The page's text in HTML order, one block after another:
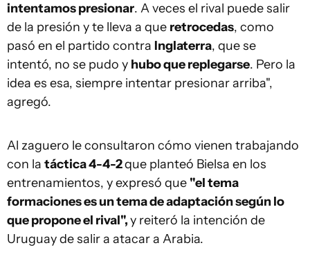
intentamos presionar. A veces el rival puede salir
de la presión y te lleva a que retrocedas, como
pasó en el partido contra Inglaterra, que se
intentó, no se pudo y hubo que replegarse. Pero la
idea es esa, siempre intentar presionar arriba",
agregó.
Al zaguero le consultaron cómo vienen trabajando
con la táctica 4-4-2que planteó Bielsa en los
entrenamientos, y expresó que "el tema
formaciones es un tema de adaptación según lo
que propone el rival",y reiteró la intención de
Uruguay de salir a atacar a Arabia.